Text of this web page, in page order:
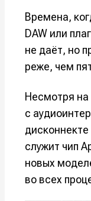
Времена,
DAW или
не даёт, но
реже, чем
Несмотря на
с
служит чип
новых
во всех